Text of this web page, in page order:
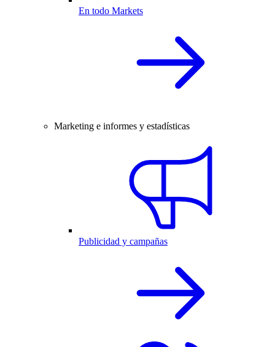
En todo Markets
Marketing e informes y estadísticas
Publicidad y campañas